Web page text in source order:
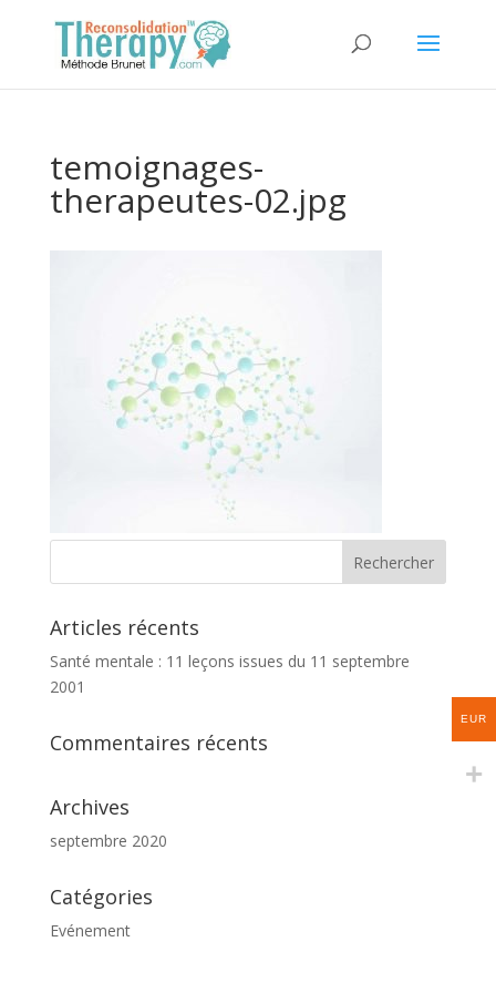
temoignages-
therapeutes-02.jpg
Articles récents
Santé mentale : 11 leçons issues du 11 septembre
2001
Commentaires récents
Archives
septembre 2020
Catégories
Evénement
EUR